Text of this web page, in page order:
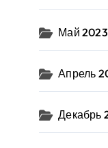
Май 2023
Апрель
Декабрь